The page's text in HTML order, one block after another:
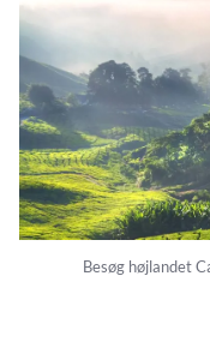
Besøg højlandet